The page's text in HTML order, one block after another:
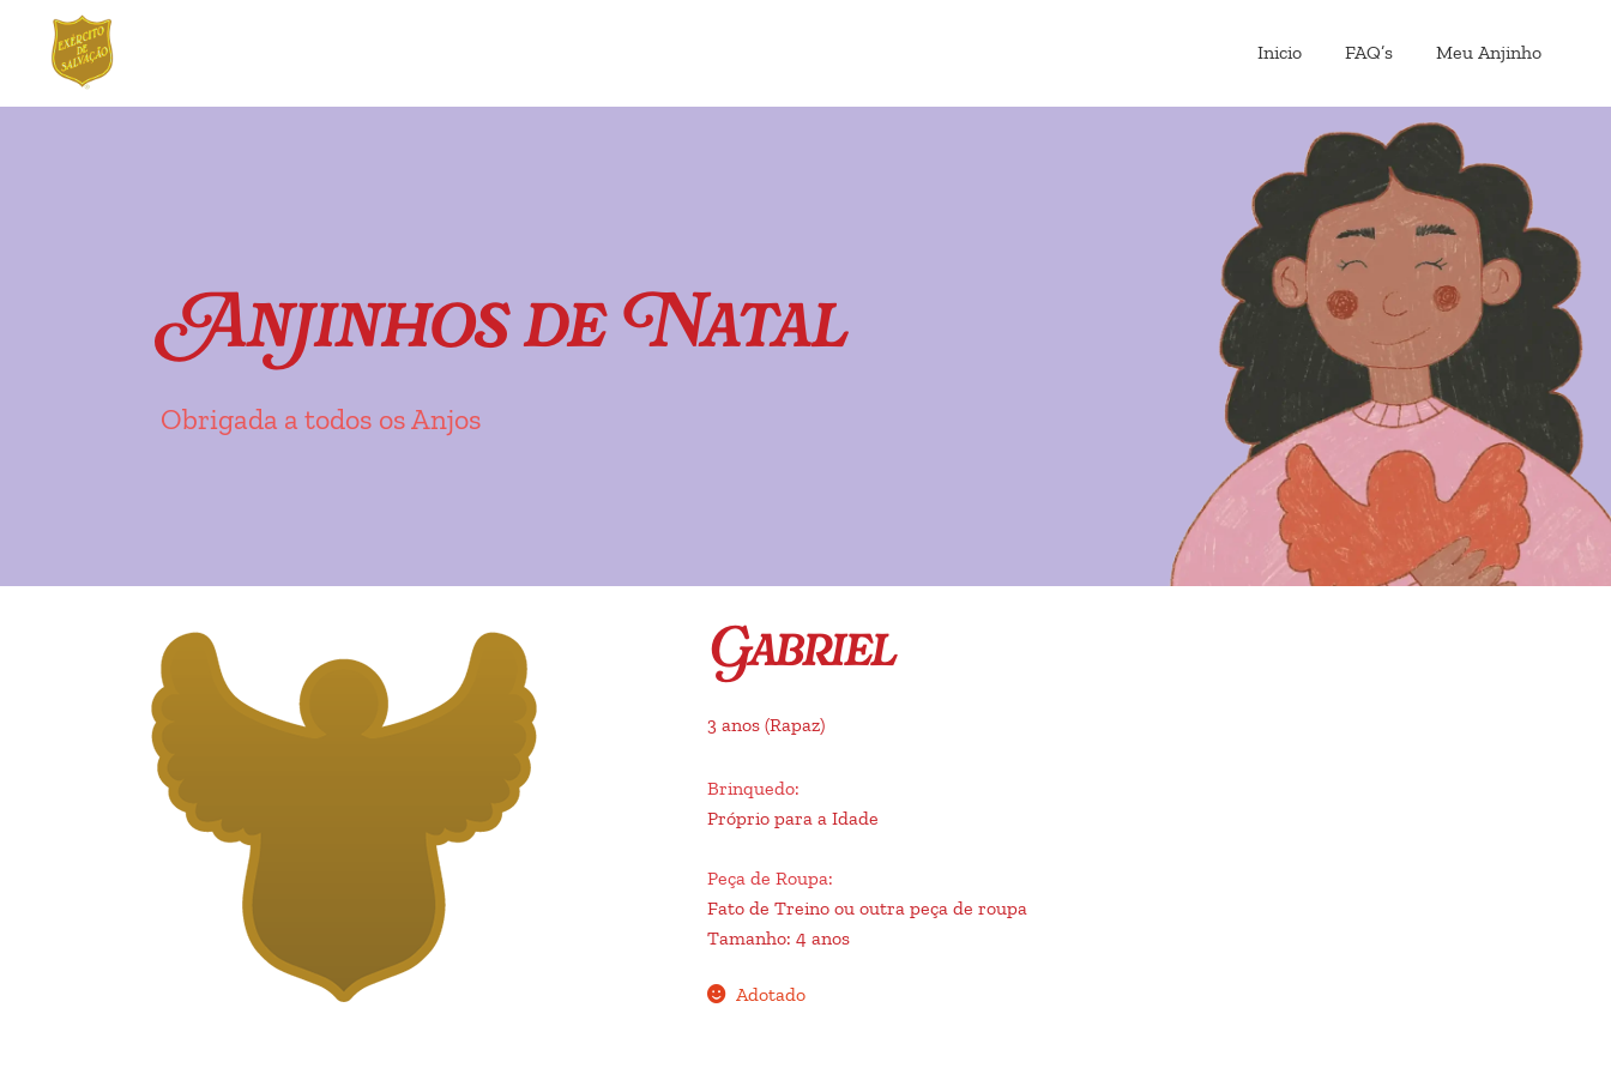
navegação
conteúdo
Inicio FAQ’s Meu Anjinho
Anjinhos de Natal
Obrigada a todos os Anjos
Gabriel
3 anos (Rapaz)
Brinquedo:
Próprio para a Idade
Peça de Roupa:
Fato de Treino ou outra peça de roupa
Tamanho: 4 anos
Adotado